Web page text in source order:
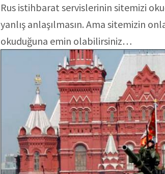
Rus istihbarat servislerinin sitemizi
yanlış anlaşılmasın. Ama sitemizin
okuduğuna emin olabilirsiniz…